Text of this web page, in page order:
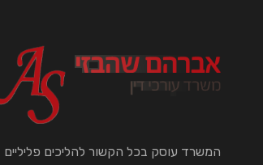
המשרד עוסק בכל הקשור להליכים פליליים